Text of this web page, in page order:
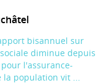
bisannuel sur
diminue depuis
l'assurance-
la population vit ...